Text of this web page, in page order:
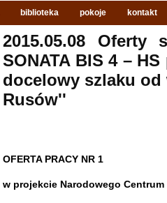
2015.05.08 Oferty
SONATA BIS 4 –
docelowy szlaku
Rusów''
OFERTA PRACY NR 1
w projekcie Narodowego Centrum
biblioteka pokoje kontakt